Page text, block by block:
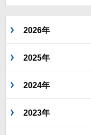
2026年
2025年
2024年
2023年